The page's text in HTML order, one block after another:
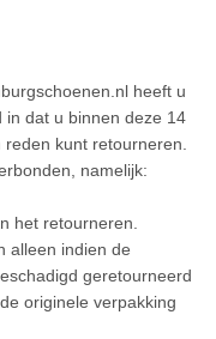
heeft u
in dat u binnen deze 14
kunt retourneren.
namelijk:
het retourneren.
alleen indien de
geretourneerd
originele verpakking